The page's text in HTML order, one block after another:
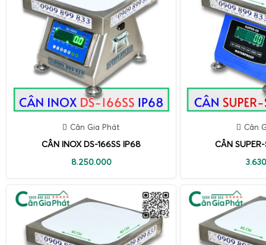
Cân Gia Phát
CÂN INOX DS-166SS IP68
8.250.000
Cân
CÂN